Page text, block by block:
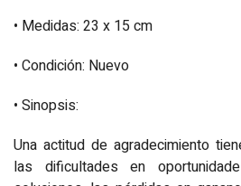
• Medidas: 23 x 15 cm
• Condición: Nuevo
• Sinopsis:
Una actitud de agradecimiento
las dificultades en